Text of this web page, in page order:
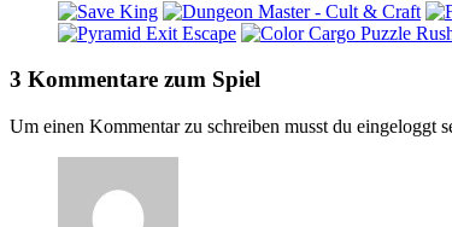
3 Kommentare zum Spiel
Um einen Kommentar zu schreiben musst du eingeloggt